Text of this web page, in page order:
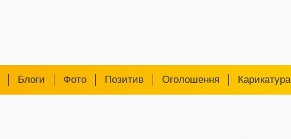
Блоги Фото Позитив Оголошення Карикатура